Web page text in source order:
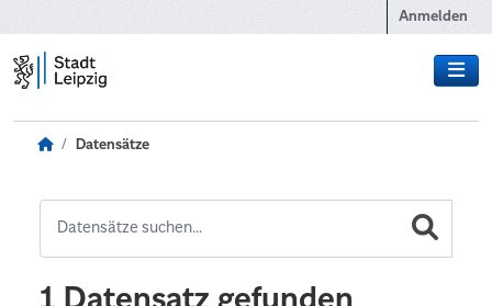
Anmelden
Datensätze